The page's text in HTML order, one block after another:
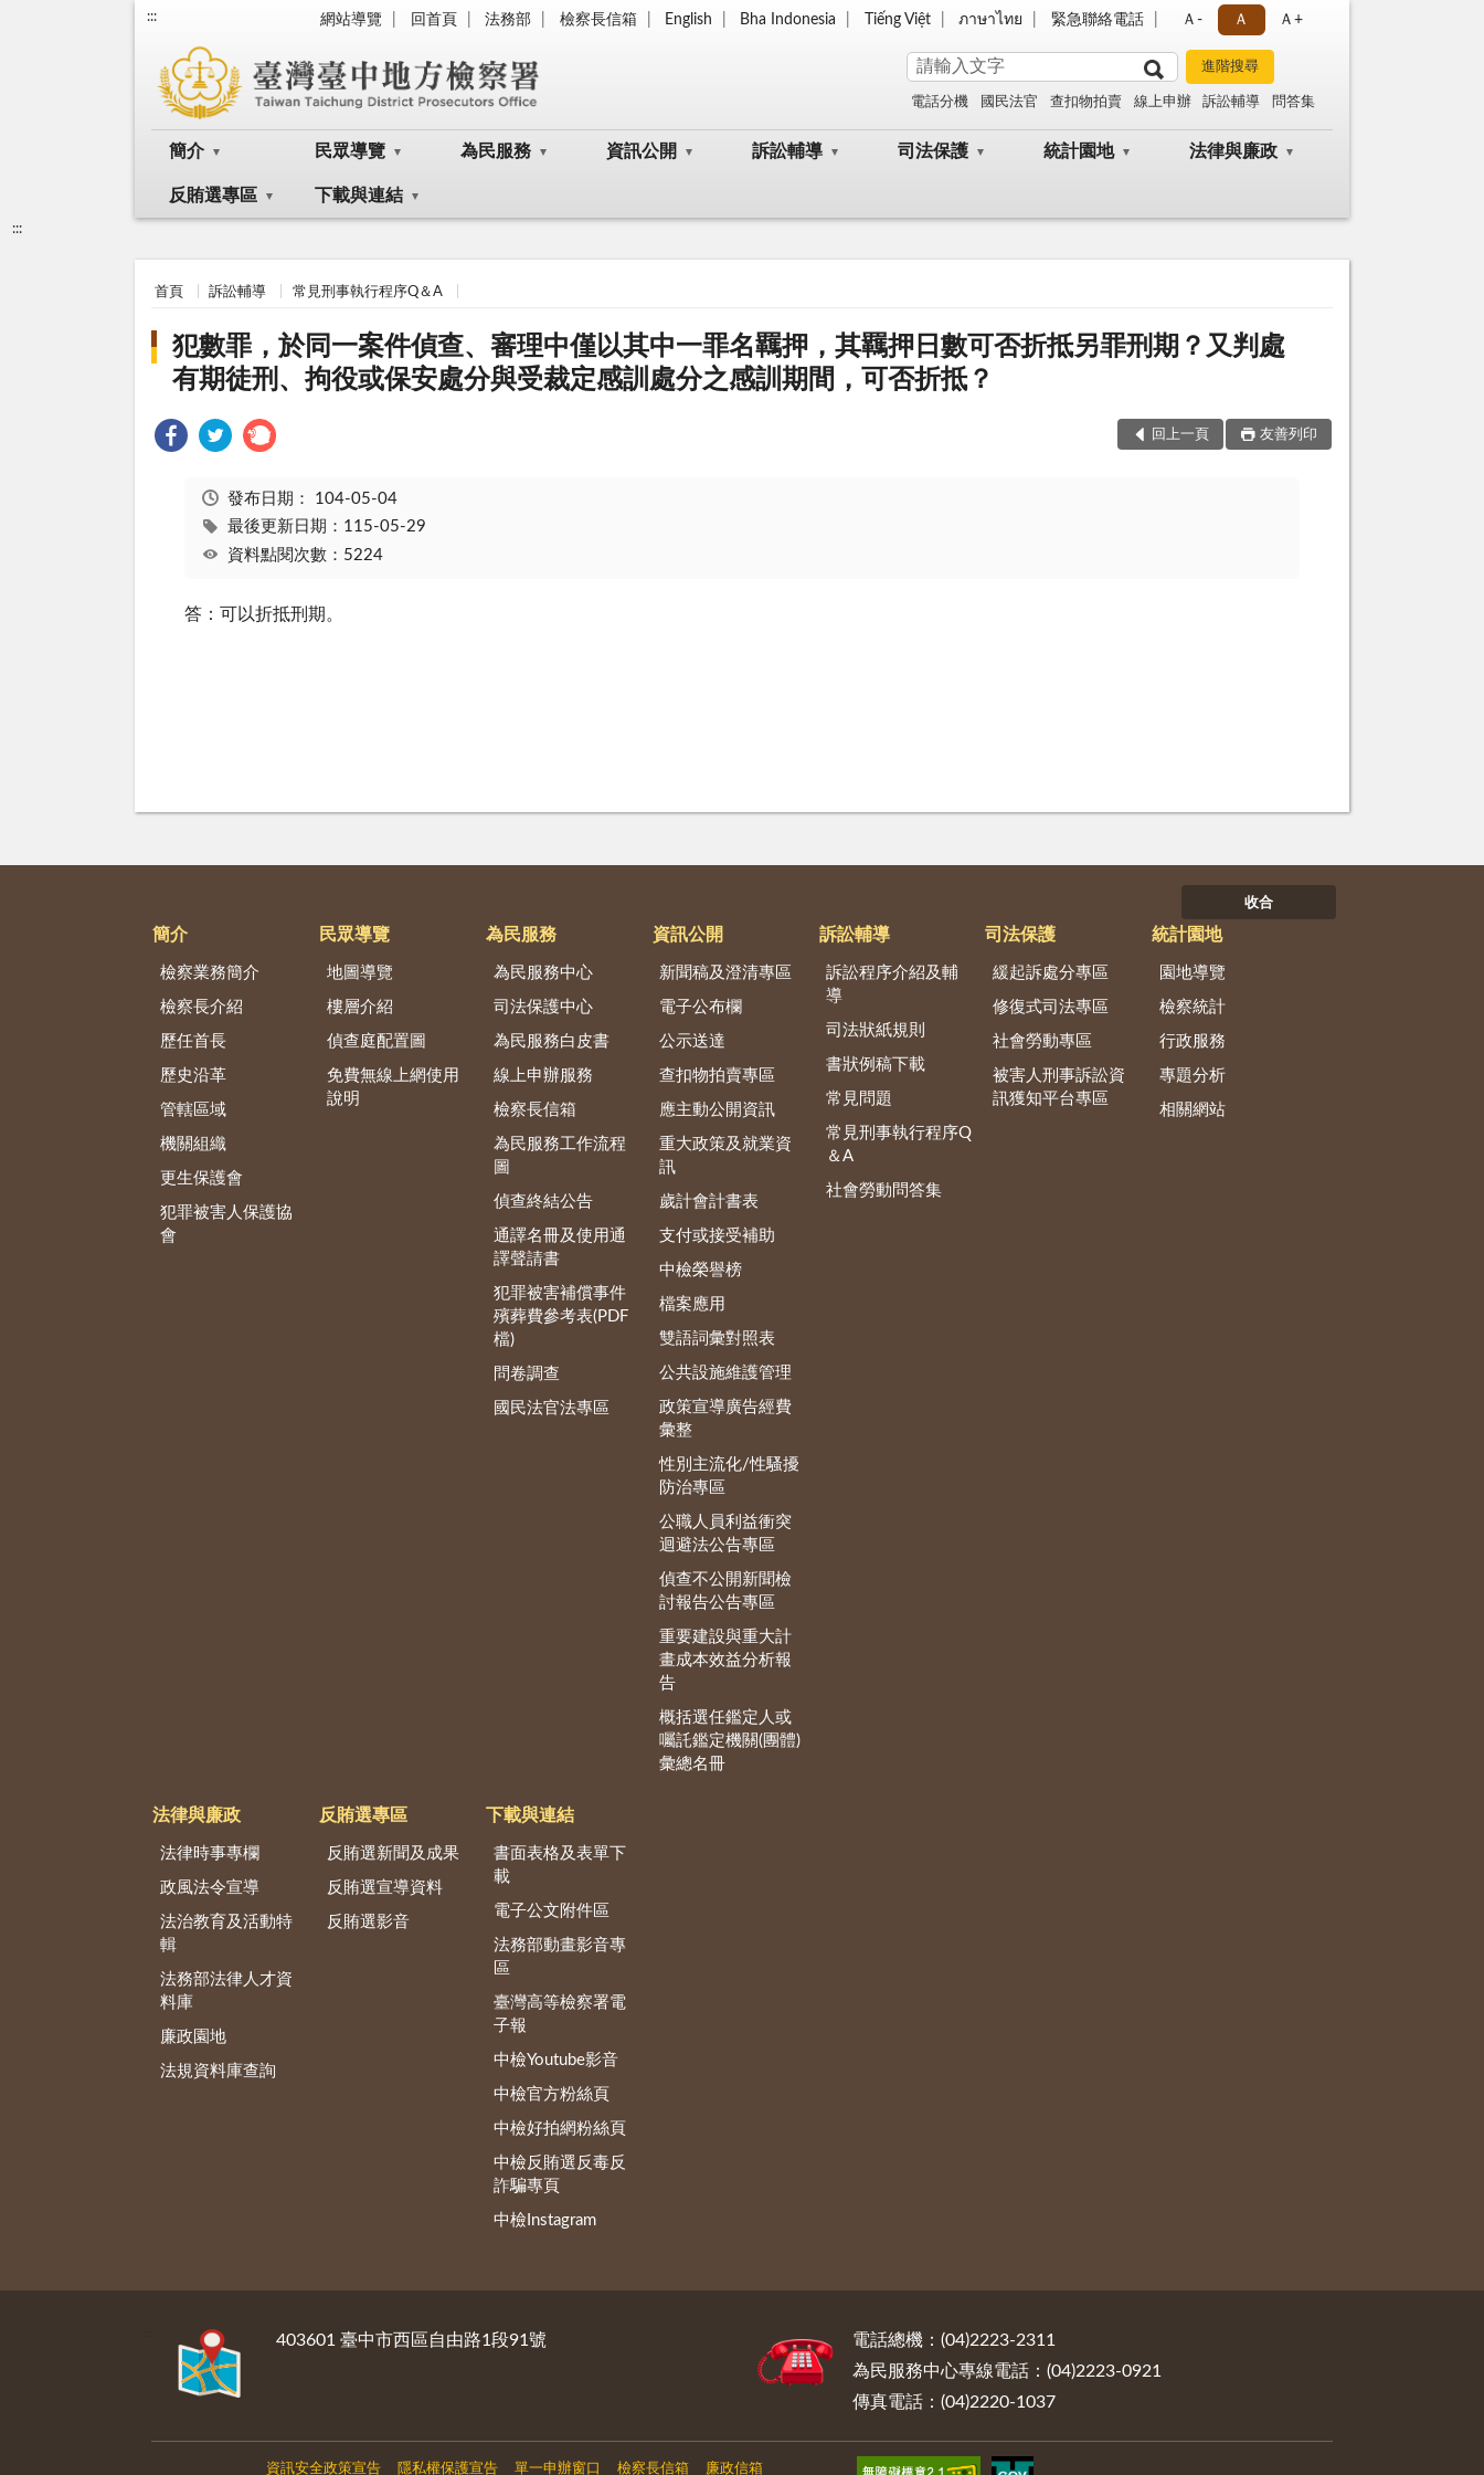
::: 網站導覽 回首頁 法務部 檢察長信箱 English Bha Indonesia Tiếng Việt ภาษาไทย 緊急聯絡電話 Ａ- Ａ Ａ+
電話分機 國民法官 查扣物拍賣 線上申辦 訴訟輔導 問答集
簡介 民眾導覽 為民服務 資訊公開 訴訟輔導 司法保護 統計園地 法律與廉政
反賄選專區 下載與連結
:::
首頁 訴訟輔導 常見刑事執行程序Q＆A
犯數罪，於同一案件偵查、審理中僅以其中一罪名羈押，其羈押日數可否折抵另罪刑期？又判處
有期徒刑、拘役或保安處分與受裁定感訓處分之感訓期間，可否折抵？
回上一頁 友善列印
發布日期： 104-05-04
最後更新日期：115-05-29
資料點閱次數：5224
答：可以折抵刑期。
收合
簡介
檢察業務簡介
檢察長介紹
歷任首長
歷史沿革
管轄區域
機關組織
更生保護會
犯罪被害人保護協
會
民眾導覽
地圖導覽
樓層介紹
偵查庭配置圖
免費無線上網使用
說明
為民服務
為民服務中心
司法保護中心
為民服務白皮書
線上申辦服務
檢察長信箱
為民服務工作流程
圖
偵查終結公告
通譯名冊及使用通
譯聲請書
犯罪被害補償事件
殯葬費參考表(PDF
檔)
問卷調查
國民法官法專區
資訊公開
新聞稿及澄清專區
電子公布欄
公示送達
查扣物拍賣專區
應主動公開資訊
重大政策及就業資
訊
歲計會計書表
支付或接受補助
中檢榮譽榜
檔案應用
雙語詞彙對照表
公共設施維護管理
政策宣導廣告經費
彙整
性別主流化/性騷擾
防治專區
公職人員利益衝突
迴避法公告專區
偵查不公開新聞檢
討報告公告專區
重要建設與重大計
畫成本效益分析報
告
概括選任鑑定人或
囑託鑑定機關(團體)
彙總名冊
訴訟輔導
訴訟程序介紹及輔
導
司法狀紙規則
書狀例稿下載
常見問題
常見刑事執行程序Q
＆A
社會勞動問答集
司法保護
緩起訴處分專區
修復式司法專區
社會勞動專區
被害人刑事訴訟資
訊獲知平台專區
統計園地
園地導覽
檢察統計
行政服務
專題分析
相關網站
法律與廉政
法律時事專欄
政風法令宣導
法治教育及活動特
輯
法務部法律人才資
料庫
廉政園地
法規資料庫查詢
反賄選專區
反賄選新聞及成果
反賄選宣導資料
反賄選影音
下載與連結
書面表格及表單下
載
電子公文附件區
法務部動畫影音專
區
臺灣高等檢察署電
子報
中檢Youtube影音
中檢官方粉絲頁
中檢好拍網粉絲頁
中檢反賄選反毒反
詐騙專頁
中檢Instagram
403601 臺中市西區自由路1段91號
電話總機：(04)2223-2311
為民服務中心專線電話：(04)2223-0921
傳真電話：(04)2220-1037
資訊安全政策宣告 隱私權保護宣告 單一申辦窗口 檢察長信箱 廉政信箱